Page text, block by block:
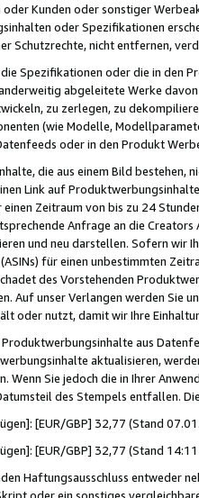
Kunden oder sonstiger
oder Spezifikationen
Schutzrechte, nicht entfernen,
die Spezifikationen oder die in
abgeleitete Werke
zu zerlegen, zu
(wie Modelle,
oder in den Produkt
die aus einem Bild bestehen,
Link auf
Zeitraum von bis zu 24
Anfrage an die
und neu darstellen. Sofern wir
für einen unbestimmten
des Vorstehenden
Auf unser Verlangen werden Sie
oder nutzt, damit wir Ihre
aus
aktualisieren,
Wenn Sie jedoch die in Ihrer
des Stempels entfallen.
[EUR/GBP] 32,77 (Stand
[EUR/GBP] 32,77 (Stand
Haftungsausschluss entweder
oder ein sonstiges